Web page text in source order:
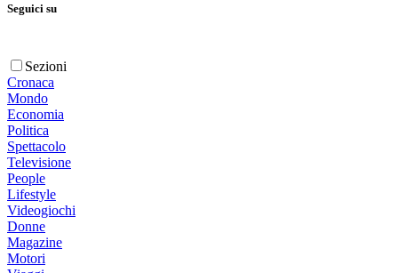
Seguici su
Sezioni
Cronaca
Mondo
Economia
Politica
Spettacolo
Televisione
People
Lifestyle
Videogiochi
Donne
Magazine
Motori